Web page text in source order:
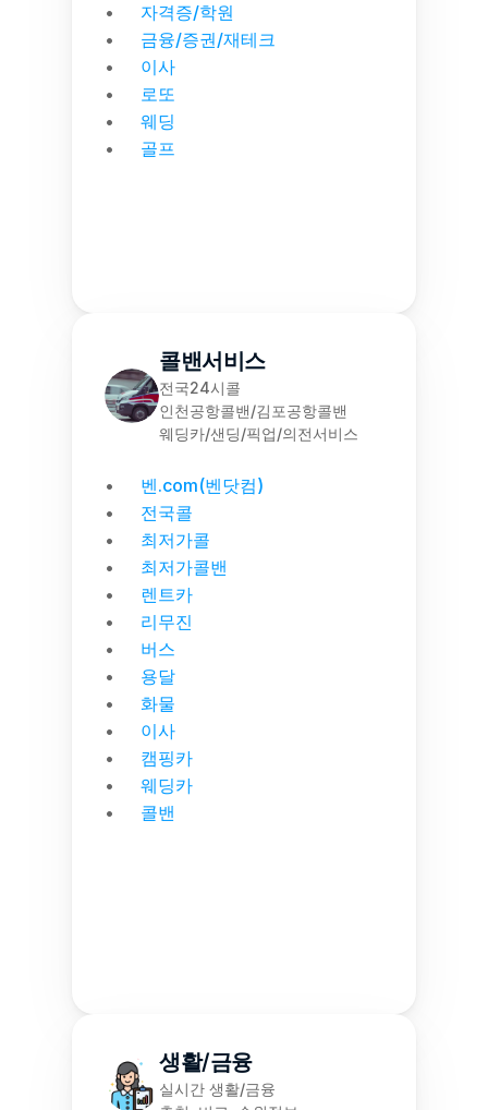
자격증/학원
금융/증권/재테크
이사
로또
웨딩
골프
콜밴서비스
전국24시콜
인천공항콜밴/김포공항콜밴
웨딩카/샌딩/픽업/의전서비스
벤.com(벤닷컴)
전국콜
최저가콜
최저가콜밴
렌트카
리무진
버스
용달
화물
이사
캠핑카
웨딩카
콜밴
생활/금융
실시간 생활/금융